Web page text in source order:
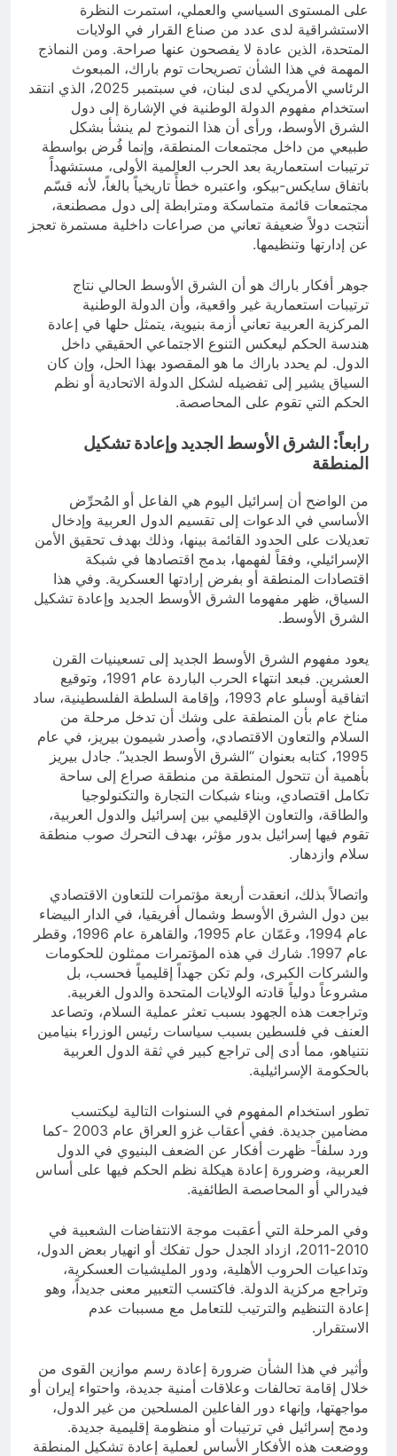
على المستوى السياسي والعملي، استمرت النظرة
الاستشراقية لدى عدد من صناع القرار في الولايات
المتحدة، الذين عادة لا يفصحون عنها صراحة. ومن النماذج
المهمة في هذا الشأن تصريحات توم باراك، المبعوث
الرئاسي الأمريكي لدى لبنان، في سبتمبر 2025، الذي انتقد
استخدام مفهوم الدولة الوطنية في الإشارة إلى دول
الشرق الأوسط، ورأى أن هذا النموذج لم ينشأ بشكل
طبيعي من داخل مجتمعات المنطقة، وإنما فُرض بواسطة
ترتيبات استعمارية بعد الحرب العالمية الأولى، مستشهداً
باتفاق سايكس-بيكو، واعتبره خطأً تاريخياً بالغاً، لأنه قسّم
مجتمعات قائمة متماسكة ومترابطة إلى دول مصطنعة،
أنتجت دولاً ضعيفة تعاني من صراعات داخلية مستمرة تعجز
عن إدارتها وتنظيمها.
جوهر أفكار باراك هو أن الشرق الأوسط الحالي نتاج
ترتيبات استعمارية غير واقعية، وأن الدولة الوطنية
المركزية العربية تعاني أزمة بنيوية، يتمثل حلها في إعادة
هندسة الحكم ليعكس التنوع الاجتماعي الحقيقي داخل
الدول. لم يحدد باراك ما هو المقصود بهذا الحل، وإن كان
السياق يشير إلى تفضيله لشكل الدولة الاتحادية أو نظم
الحكم التي تقوم على المحاصصة.
رابعاً: الشرق الأوسط الجديد وإعادة تشكيل
المنطقة
من الواضح أن إسرائيل اليوم هي الفاعل أو المُحرِّض
الأساسي في الدعوات إلى تقسيم الدول العربية وإدخال
تعديلات على الحدود القائمة بينها، وذلك بهدف تحقيق الأمن
الإسرائيلي، وفقاً لفهمها، بدمج اقتصادها في شبكة
اقتصادات المنطقة أو بفرض إرادتها العسكرية. وفي هذا
السياق، ظهر مفهوما الشرق الأوسط الجديد وإعادة تشكيل
الشرق الأوسط.
يعود مفهوم الشرق الأوسط الجديد إلى تسعينيات القرن
العشرين. فبعد انتهاء الحرب الباردة عام 1991، وتوقيع
اتفاقية أوسلو عام 1993، وإقامة السلطة الفلسطينية، ساد
مناخ عام بأن المنطقة على وشك أن تدخل مرحلة من
السلام والتعاون الاقتصادي، وأصدر شيمون بيريز، في عام
1995، كتابه بعنوان “الشرق الأوسط الجديد”. جادل بيريز
بأهمية أن تتحول المنطقة من منطقة صراع إلى ساحة
تكامل اقتصادي، وبناء شبكات التجارة والتكنولوجيا
والطاقة، والتعاون الإقليمي بين إسرائيل والدول العربية،
تقوم فيها إسرائيل بدور مؤثر، بهدف التحرك صوب منطقة
سلام وازدهار.
واتصالاً بذلك، انعقدت أربعة مؤتمرات للتعاون الاقتصادي
بين دول الشرق الأوسط وشمال أفريقيا، في الدار البيضاء
عام 1994، وعَمّان عام 1995، والقاهرة عام 1996، وقطر
عام 1997. شارك في هذه المؤتمرات ممثلون للحكومات
والشركات الكبرى، ولم تكن جهداً إقليمياً فحسب، بل
مشروعاً دولياً قادته الولايات المتحدة والدول الغربية.
وتراجعت هذه الجهود بسبب تعثر عملية السلام، وتصاعد
العنف في فلسطين بسبب سياسات رئيس الوزراء بنيامين
نتنياهو، مما أدى إلى تراجع كبير في ثقة الدول العربية
بالحكومة الإسرائيلية.
تطور استخدام المفهوم في السنوات التالية ليكتسب
مضامين جديدة. ففي أعقاب غزو العراق عام 2003 -كما
ورد سلفاً- ظهرت أفكار عن الضعف البنيوي في الدول
العربية، وضرورة إعادة هيكلة نظم الحكم فيها على أساس
فيدرالي أو المحاصصة الطائفية.
وفي المرحلة التي أعقبت موجة الانتفاضات الشعبية في
2010-2011، ازداد الجدل حول تفكك أو انهيار بعض الدول،
وتداعيات الحروب الأهلية، ودور المليشيات العسكرية،
وتراجع مركزية الدولة. فاكتسب التعبير معنى جديداً، وهو
إعادة التنظيم والترتيب للتعامل مع مسببات عدم
الاستقرار.
وأثير في هذا الشأن ضرورة إعادة رسم موازين القوى من
خلال إقامة تحالفات وعلاقات أمنية جديدة، واحتواء إيران أو
مواجهتها، وإنهاء دور الفاعلين المسلحين من غير الدول،
ودمج إسرائيل في ترتيبات أو منظومة إقليمية جديدة.
ووضعت هذه الأفكار الأساس لعملية إعادة تشكيل المنطقة